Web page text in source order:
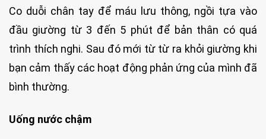
Co duỗi chân tay để máu lưu thông, ngồi tựa vào
đầu giường từ 3 đến 5 phút để bản thân có quá
trình thích nghi. Sau đó mới từ từ ra khỏi giường khi
bạn cảm thấy các hoạt động phản ứng của mình đã
bình thường.
Uống nước chậm